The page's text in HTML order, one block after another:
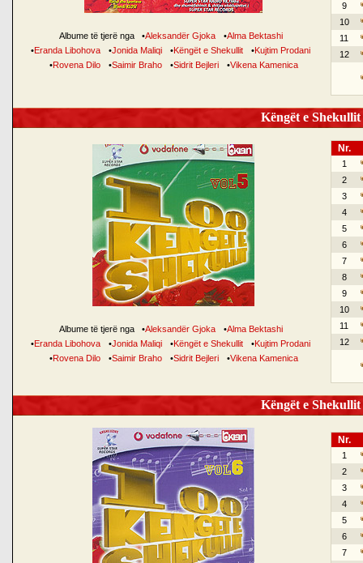
Albume të tjerë nga •Aleksandër Gjoka •Alma Bektashi
•Eranda Libohova •Jonida Maliqi •Këngët e Shekullit •Kujtim Prodani
•Rovena Dilo •Saimir Braho •Sidrit Bejleri •Vikena Kamenica
9
10
11
12
Këngët e
Albume të tjerë nga •Aleksandër Gjoka •Alma Bektashi
•Eranda Libohova •Jonida Maliqi •Këngët e Shekullit •Kujtim Prodani
•Rovena Dilo •Saimir Braho •Sidrit Bejleri •Vikena Kamenica
Nr.
1
2
3
4
5
6
7
8
9
10
11
12
Këngët e
Nr.
1
2
3
4
5
6
7